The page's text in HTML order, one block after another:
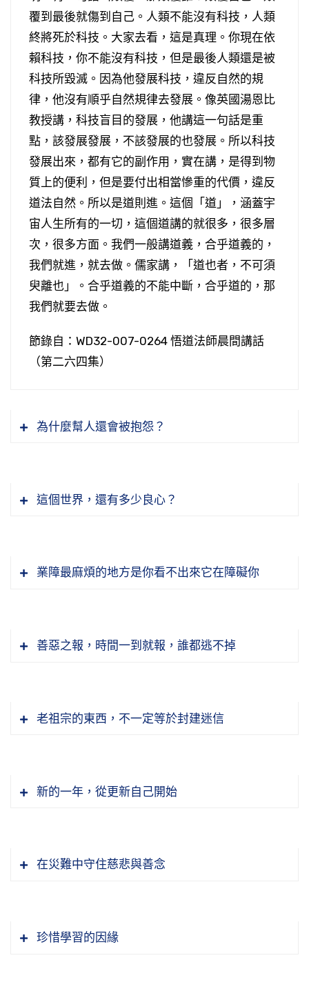
覆到最後就傷到自己。人類不能沒有科技，人類
終將死於科技。大家去看，這是真理。你現在依
賴科技，你不能沒有科技，但是最後人類還是被
科技所毀滅。因為他發展科技，違反自然的規
律，他沒有順乎自然規律去發展。像英國湯恩比
教授講，科技盲目的發展，他講這一句話是重
點，該發展發展，不該發展的也發展。所以科技
發展出來，都有它的副作用，實在講，是得到物
質上的便利，但是要付出相當慘重的代價，違反
道法自然。所以是道則進。這個「道」，涵蓋宇
宙人生所有的一切，這個道講的就很多，很多層
次，很多方面。我們一般講道義，合乎道義的，
我們就進，就去做。儒家講，「道也者，不可須
臾離也」。合乎道義的不能中斷，合乎道的，那
我們就要去做。
節錄自：WD32-007-0264 悟道法師晨間講話
（第二六四集）
為什麼幫人還會被抱怨？
這個世界，還有多少良心？
業障最麻煩的地方是你看不出來它在障礙你
善惡之報，時間一到就報，誰都逃不掉
老祖宗的東西，不一定等於封建迷信
新的一年，從更新自己開始
在災難中守住慈悲與善念
珍惜學習的因緣